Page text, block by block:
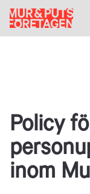
Fortsätt
till
innehållet
Policy
inom